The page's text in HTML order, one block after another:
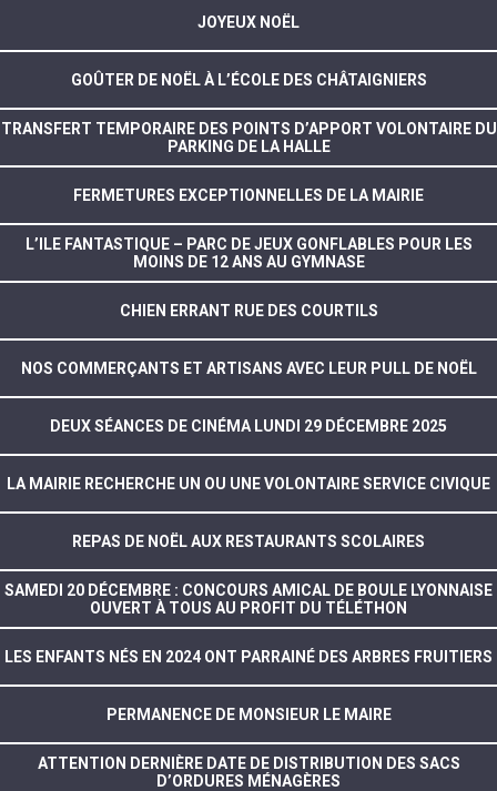
JOYEUX NOËL
GOÛTER DE NOËL À L’ÉCOLE DES CHÂTAIGNIERS
TRANSFERT TEMPORAIRE DES POINTS D’APPORT VOLONTAIRE DU
PARKING DE LA HALLE
FERMETURES EXCEPTIONNELLES DE LA MAIRIE
L’ILE FANTASTIQUE – PARC DE JEUX GONFLABLES POUR LES
MOINS DE 12 ANS AU GYMNASE
CHIEN ERRANT RUE DES COURTILS
NOS COMMERÇANTS ET ARTISANS AVEC LEUR PULL DE NOËL
DEUX SÉANCES DE CINÉMA LUNDI 29 DÉCEMBRE 2025
LA MAIRIE RECHERCHE UN OU UNE VOLONTAIRE SERVICE CIVIQUE
REPAS DE NOËL AUX RESTAURANTS SCOLAIRES
SAMEDI 20 DÉCEMBRE : CONCOURS AMICAL DE BOULE LYONNAISE
OUVERT À TOUS AU PROFIT DU TÉLÉTHON
LES ENFANTS NÉS EN 2024 ONT PARRAINÉ DES ARBRES FRUITIERS
PERMANENCE DE MONSIEUR LE MAIRE
ATTENTION DERNIÈRE DATE DE DISTRIBUTION DES SACS
D’ORDURES MÉNAGÈRES